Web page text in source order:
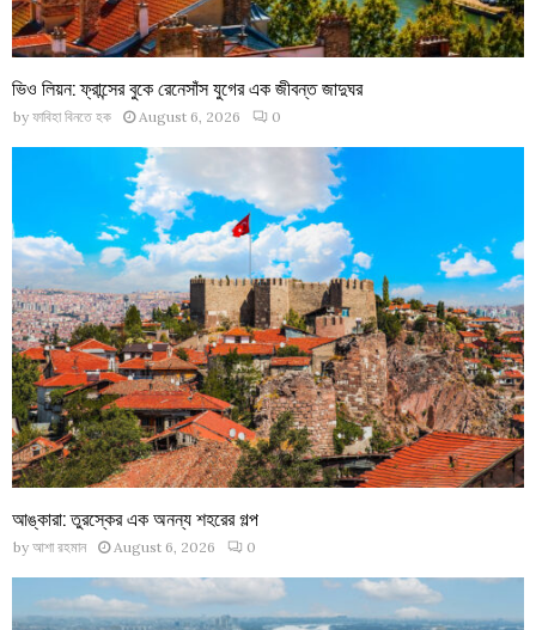
ভিও লিয়ন: ফ্রান্সের বুকে রেনেসাঁস যুগের এক জীবন্ত জাদুঘর
by ফাবিহা বিনতে হক August 6, 2026 0
আঙ্কারা: তুরস্কের এক অনন্য শহরের গল্প
by আশা রহমান August 6, 2026 0